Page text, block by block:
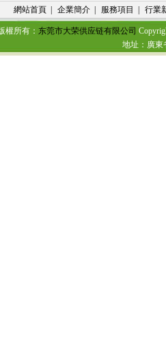
網站首頁 企業簡介 服務項目 行業
權所有： 东莞市大荣供应链有限公司
地址：廣東